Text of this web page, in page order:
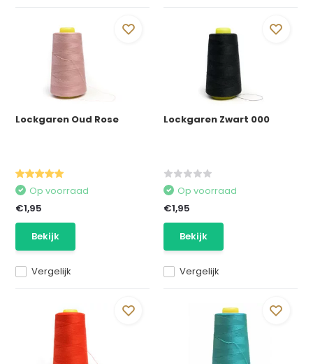
Lockgaren Oud Rose
Vergelijk
Op voorraad
€1,95
Bekijk
Lockgaren Zwart 000
Vergelijk
Op voorraad
€1,95
Bekijk